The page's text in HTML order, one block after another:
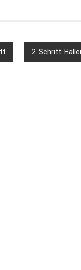
2. Schritt: